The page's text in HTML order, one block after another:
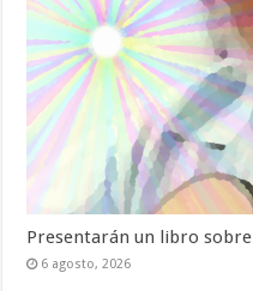
Presentarán un libro
6 agosto, 2026